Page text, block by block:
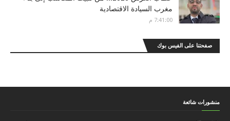
مغرب السيادة الاقتصادية
7:41:00 م
صفحتنا على الفيس بوك
منشورات شائعة